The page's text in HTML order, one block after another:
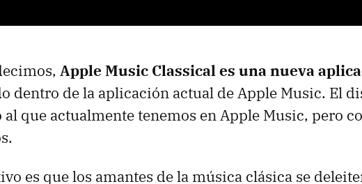
Apple Music Classical es una nueva
dentro de la aplicación actual de Apple Music. El
al que actualmente tenemos en Apple Music, pero
es que los amantes de la música clásica se